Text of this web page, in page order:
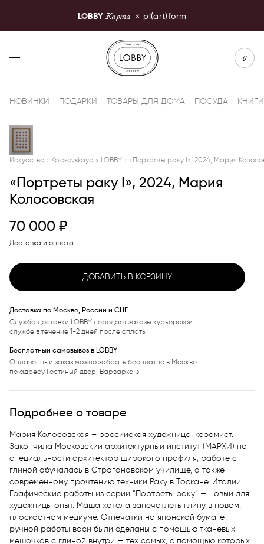
LOBBY Карта × pl(art)form
LOBBY Moscow
0
НОВИНКИ ПОДАРКИ ТОВАРЫ ДЛЯ ДОМА ПОСУДА КНИГИ
Искусство › Kolosovskaya x LOBBY › «Портреты раку I», 2024, Мария
«Портреты раку I», 2024, Мария
Колосовская
70 000 ₽
Доставка и оплата
ДОБАВИТЬ В КОРЗИНУ
Доставка по Москве, России и СНГ
Служба доставки LOBBY передает заказы курьерской
службе в течение 1-2 дней после оплаты
Бесплатный самовывоз в LOBBY
Оплаченный заказ можно забрать бесплатно в Москве
по адресу Гостиный двор, Варварка 3
Подробнее о товаре
Мария Колосовская – российская художница, керамист.
Закончила Московский архитектурный институт (МАРХИ) по
специальности архитектор широкого профиля, работе с
глиной обучалась в Строгановском училище, а также
современному прочтению техники Раку в Тоскане, Италии.
Графические работы из серии “Портреты раку” — новый для
художницы опыт. Маша хотела запечатлеть глину в новом,
плоскостном медиуме. Отпечатки на японской бумаге
ручной работы васи были сделаны с помощью тканевых
мешочков с глиной внутри — тех самых, с помощью которых